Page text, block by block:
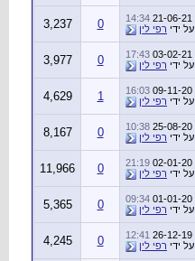
21-06-21
14:34
על ידי רפי לין 0
3,237
03-02-21
17:43
על ידי רפי לין 0
3,977
09-11-20
16:03
על ידי רפי לין 1
4,629
25-08-20
10:38
על ידי רפי לין 0
8,167
02-01-20
21:19
על ידי רפי לין 0
11,966
01-01-20
09:34
על ידי רפי לין 0
5,365
26-12-19
12:41
על ידי רפי לין 0
4,245